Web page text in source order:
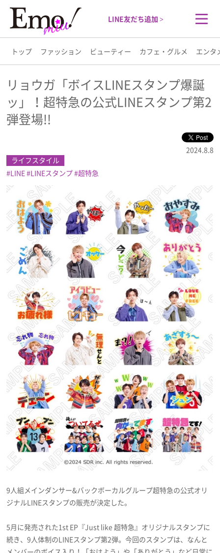
LINE友だち追加 >
トップ ファッション ビューティー カフェ・グルメ エンタ
トップ
ファッション
カフェ・グルメ
エンタメ
ライフスタイル
プレゼント
インタビュー
フィルム
Emoメン
ランキング
Emo!miuとは？
免責事項
プライバシーポリシー
利用規約
お問い合わせ
リョウガ「ボイスLINEスタンプ爆誕
ッ」！超特急の公式LINEスタンプ第2
弾登場!!
2024.8.8
ライフスタイル
LINE LINEスタンプ 超特急
9人組メインダンサー&バックボーカルグループ超特急の公式オリ
ジナルLINEスタンプの販売が決定した。
5月に発売された1st EP『Just like 超特急』オリジナルスタンプに
続き、9人体制のLINEスタンプ第2弾。今回のスタンプは、なんと